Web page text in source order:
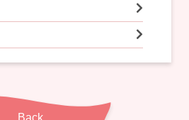
Back